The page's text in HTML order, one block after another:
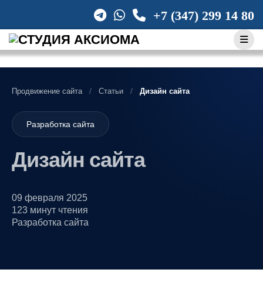
content
+7 (347) 299 14 80
Продвижение сайта Статьи Дизайн сайта
Разработка сайта
Дизайн сайта
09 февраля 2025
123 минут чтения
Разработка сайта